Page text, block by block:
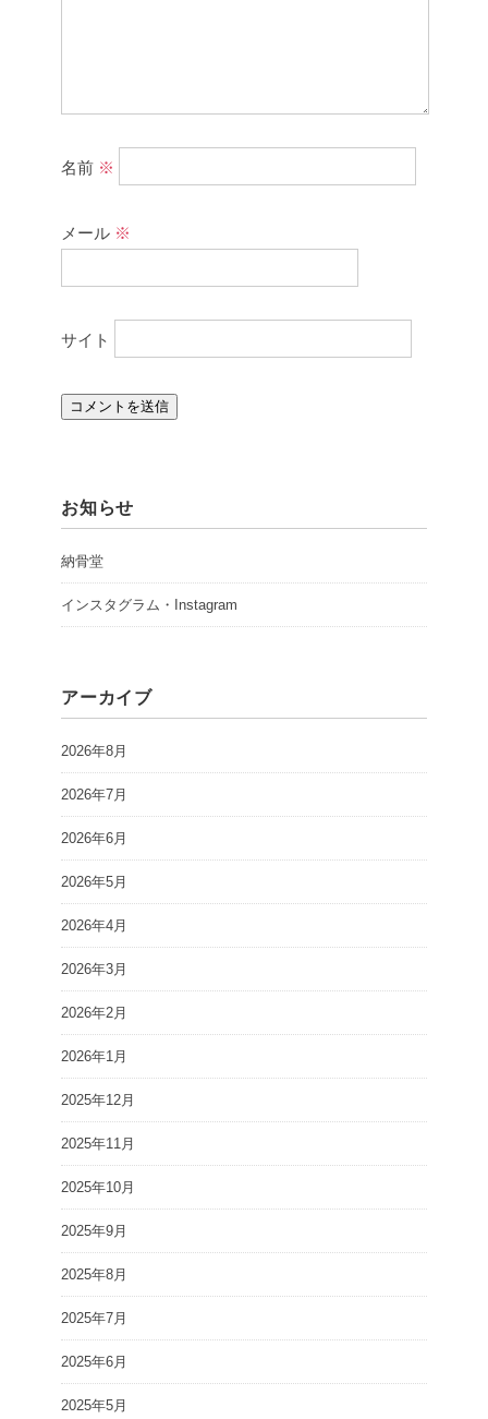
名前 ※
メール ※
サイト
お知らせ
納骨堂
インスタグラム・Instagram
アーカイブ
2026年8月
2026年7月
2026年6月
2026年5月
2026年4月
2026年3月
2026年2月
2026年1月
2025年12月
2025年11月
2025年10月
2025年9月
2025年8月
2025年7月
2025年6月
2025年5月